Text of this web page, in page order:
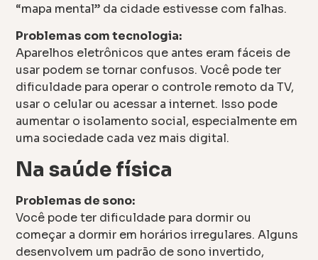
“mapa mental” da cidade estivesse com falhas.
Problemas com tecnologia:
Aparelhos eletrônicos que antes eram fáceis de
usar podem se tornar confusos. Você pode ter
dificuldade para operar o controle remoto da TV,
usar o celular ou acessar a internet. Isso pode
aumentar o isolamento social, especialmente em
uma sociedade cada vez mais digital.
Na saúde física
Problemas de sono:
Você pode ter dificuldade para dormir ou
começar a dormir em horários irregulares. Alguns
desenvolvem um padrão de sono invertido,